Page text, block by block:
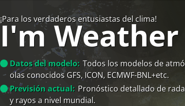
¡Para los verdaderos entusiastas del clima!
I'm Weather
Datos del modelo: Todos los modelos de
olas conocidos GFS, ICON, ECMWF-BNL+etc.
Previsión actual: Pronóstico detallado de
y rayos a nivel mundial.